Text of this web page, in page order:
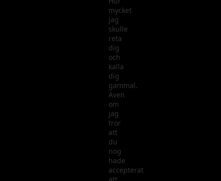
mycket
jag
skulle
reta
dig
och
kalla
dig
gammal.
Även
om
jag
tror
att
du
nog
hade
accepterat
att